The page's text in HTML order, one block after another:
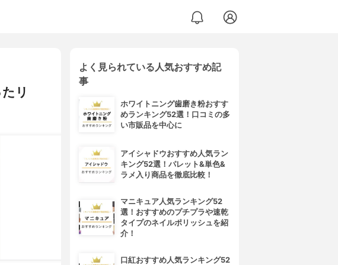
リ
よく見られている人気おすすめ記
事
ホワイトニング歯磨き粉おすす
めランキング52選！口コミの多
い市販品を中心に
アイシャドウおすすめ人気ラン
キング52選！パレット&単色&
ラメ入り商品を徹底比較！
マニキュア人気ランキング52
選！おすすめのプチプラや速乾
タイプのネイルポリッシュを紹
介！
口紅おすすめ人気ランキング52